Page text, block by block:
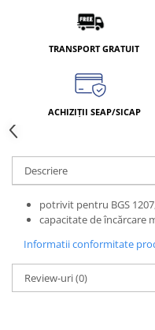
TRANSPORT GRATUIT
ACHIZIȚII SEAP/SICAP
Descriere
potrivit pentru BGS
capacitate de încărcare
Informatii conformitate
Review-uri(0)